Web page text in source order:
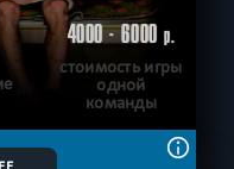
4000 - 6000р.
стоимость игры
одной
команды